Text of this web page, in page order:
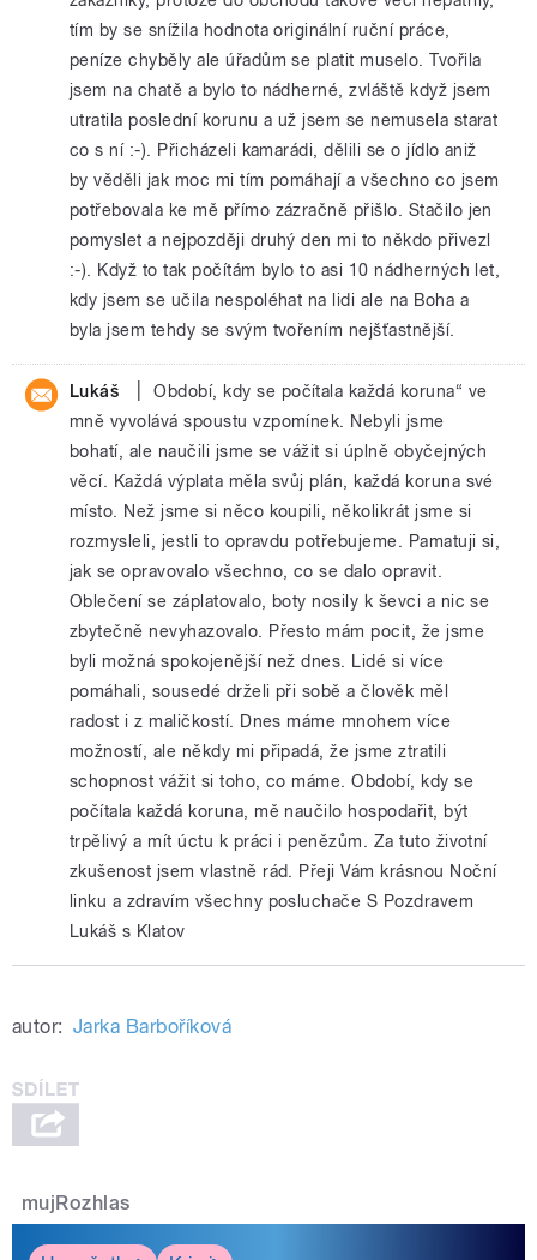
tím by se snížila hodnota originální ruční práce,
peníze chyběly ale úřadům se platit muselo. Tvořila
jsem na chatě a bylo to nádherné, zvláště když jsem
utratila poslední korunu a už jsem se nemusela starat
co s ní :-). Přicházeli kamarádi, dělili se o jídlo aniž
by věděli jak moc mi tím pomáhají a všechno co jsem
potřebovala ke mě přímo zázračně přišlo. Stačilo jen
pomyslet a nejpozději druhý den mi to někdo přivezl
:-). Když to tak počítám bylo to asi 10 nádherných let,
kdy jsem se učila nespoléhat na lidi ale na Boha a
byla jsem tehdy se svým tvořením nejšťastnější.
Lukáš
Období, kdy se počítala každá koruna“ ve
mně vyvolává spoustu vzpomínek. Nebyli jsme
bohatí, ale naučili jsme se vážit si úplně obyčejných
věcí. Každá výplata měla svůj plán, každá koruna své
místo. Než jsme si něco koupili, několikrát jsme si
rozmysleli, jestli to opravdu potřebujeme. Pamatuji si,
jak se opravovalo všechno, co se dalo opravit.
Oblečení se záplatovalo, boty nosily k ševci a nic se
zbytečně nevyhazovalo. Přesto mám pocit, že jsme
byli možná spokojenější než dnes. Lidé si více
pomáhali, sousedé drželi při sobě a člověk měl
radost i z maličkostí. Dnes máme mnohem více
možností, ale někdy mi připadá, že jsme ztratili
schopnost vážit si toho, co máme. Období, kdy se
počítala každá koruna, mě naučilo hospodařit, být
trpělivý a mít úctu k práci i penězům. Za tuto životní
zkušenost jsem vlastně rád. Přeji Vám krásnou Noční
linku a zdravím všechny posluchače S Pozdravem
Lukáš s Klatov
autor: Jarka Barboříková
mujRozhlas